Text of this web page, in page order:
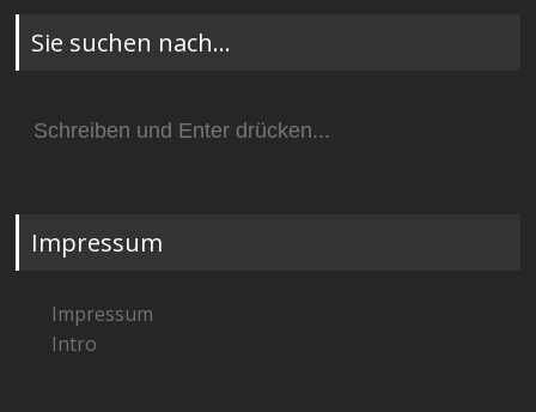
Sie suchen nach…
nach:
Impressum
Impressum
Intro